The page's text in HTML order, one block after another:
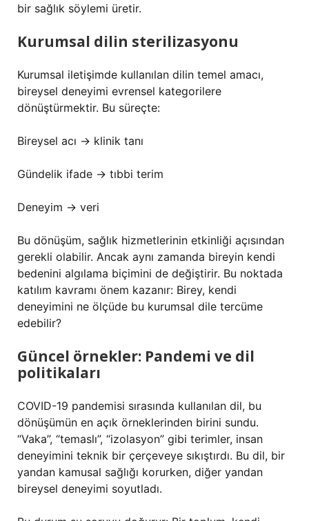
bir sağlık söylemi üretir.
Kurumsal dilin sterilizasyonu
Kurumsal iletişimde kullanılan dilin temel amacı,
bireysel deneyimi evrensel kategorilere
dönüştürmektir. Bu süreçte:
Bireysel acı → klinik tanı
Gündelik ifade → tıbbi terim
Deneyim → veri
Bu dönüşüm, sağlık hizmetlerinin etkinliği açısından
gerekli olabilir. Ancak aynı zamanda bireyin kendi
bedenini algılama biçimini de değiştirir. Bu noktada
katılım kavramı önem kazanır: Birey, kendi
deneyimini ne ölçüde bu kurumsal dile tercüme
edebilir?
Güncel örnekler: Pandemi ve dil
politikaları
COVID-19 pandemisi sırasında kullanılan dil, bu
dönüşümün en açık örneklerinden birini sundu.
“Vaka”, “temaslı”, “izolasyon” gibi terimler, insan
deneyimini teknik bir çerçeveye sıkıştırdı. Bu dil, bir
yandan kamusal sağlığı korurken, diğer yandan
bireysel deneyimi soyutladı.